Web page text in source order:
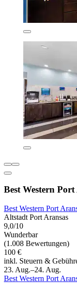
Best Western Port
Best Western Port
Altstadt Port Aransas
9,0/10
Wunderbar
(1.008 Bewertungen)
100 €
inkl. Steuern &
23. Aug.–24. Aug.
Best Western Port